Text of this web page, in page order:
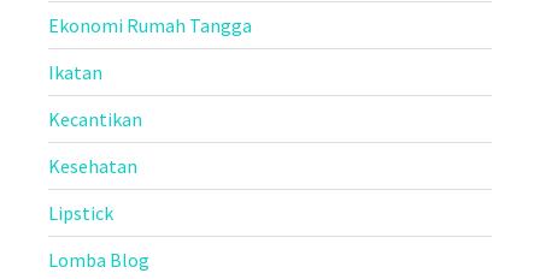
Ekonomi Rumah Tangga
Ikatan
Kecantikan
Kesehatan
Lipstick
Lomba Blog